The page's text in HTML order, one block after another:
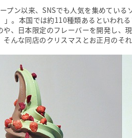
プン以来、SNSでも人気を集めている
」。本国では約110種類あるといわれ
や、日本限定のフレーバーを開発し、
そんな同店のクリスマスとお正月のそ